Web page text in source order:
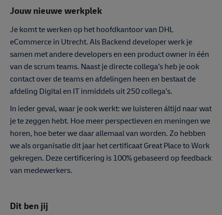
Jouw nieuwe werkplek
Je komt te werken op het hoofdkantoor van DHL
eCommerce in Utrecht. Als Backend developer werk je
samen met andere developers en een product owner in één
van de scrum teams. Naast je directe collega’s heb je ook
contact over de teams en afdelingen heen en bestaat de
afdeling Digital en IT inmiddels uit 250 collega’s.
In ieder geval, waar je ook werkt: we luisteren áltijd naar wat
je te zeggen hebt. Hoe meer perspectieven en meningen we
horen, hoe beter we daar allemaal van worden. Zo hebben
we als organisatie dit jaar het certificaat Great Place to Work
gekregen. Deze certificering is 100% gebaseerd op feedback
van medewerkers.
Dit ben jij